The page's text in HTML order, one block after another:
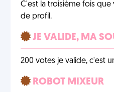
C'est la troisième fois
de profil.
JE VALIDE, MA
200 votes je valide, c'est
ROBOT MIXEUR